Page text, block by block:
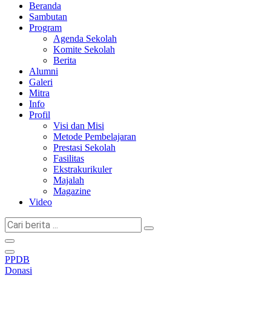
Beranda
Sambutan
Program
Agenda Sekolah
Komite Sekolah
Berita
Alumni
Galeri
Mitra
Info
Profil
Visi dan Misi
Metode Pembelajaran
Prestasi Sekolah
Fasilitas
Ekstrakurikuler
Majalah
Magazine
Video
Cari
berita
...
PPDB
Donasi